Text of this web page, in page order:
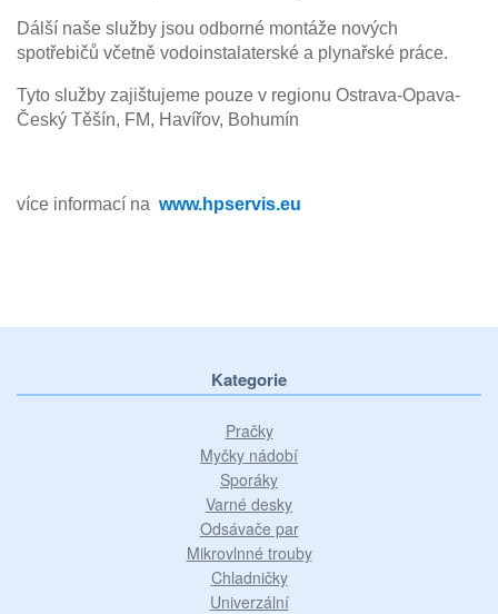
Dálší naše služby jsou odborné montáže nových
spotřebičů včetně vodoinstalaterské a plynařské práce.
Tyto služby zajištujeme pouze v regionu Ostrava-Opava-
Český Těšín, FM, Havířov, Bohumín
více informací na www.hpservis.eu
Kategorie
Pračky
Myčky nádobí
Sporáky
Varné desky
Odsávače par
Mikrovlnné trouby
Chladničky
Univerzální